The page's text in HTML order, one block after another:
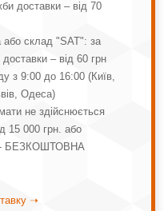
доставки – від 70
або склад "SAT": за
– від 60 грн
з 9:00 до 16:00 (Київ,
Одеса)
не здійснюється
15 000 грн. або
- БЕЗКОШТОВНА
➝